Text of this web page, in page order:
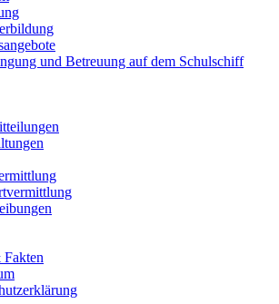
und Betreuung auf dem Schulschiff